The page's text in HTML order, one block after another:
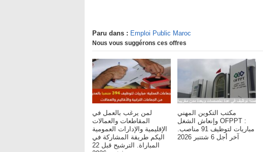
Paru dans : Emploi Public Maroc
Nous vous suggérons ces offres
لمن يرغب بالعمل في
المقاطعات والعمالات
الإقليمية والإدارات العمومية
اليكم طريقة المشاركة في
المباراة. الترشيح قبل 22
مكتب التكوين المهني
وإنعاش الشغل OFPPT :
مباريات لتوظيف 91 مناصب.
آخر أجل 6 شتنبر 2026